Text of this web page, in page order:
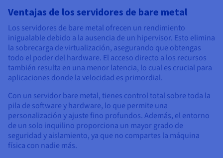
Ventajas de los servidores de bare metal
Los servidores de bare metal ofrecen un rendimiento
inigualable debido a la ausencia de un hipervisor. Esto elimina
la sobrecarga de virtualización, asegurando que obtengas
todo el poder del hardware. El acceso directo a los recursos
también resulta en una menor latencia, lo cual es crucial para
aplicaciones donde la velocidad es primordial.
Con un servidor bare metal, tienes control total sobre toda la
pila de software y hardware, lo que permite una
personalización y ajuste fino profundos. Además, el entorno
de un solo inquilino proporciona un mayor grado de
seguridad y aislamiento, ya que no compartes la máquina
física con nadie más.